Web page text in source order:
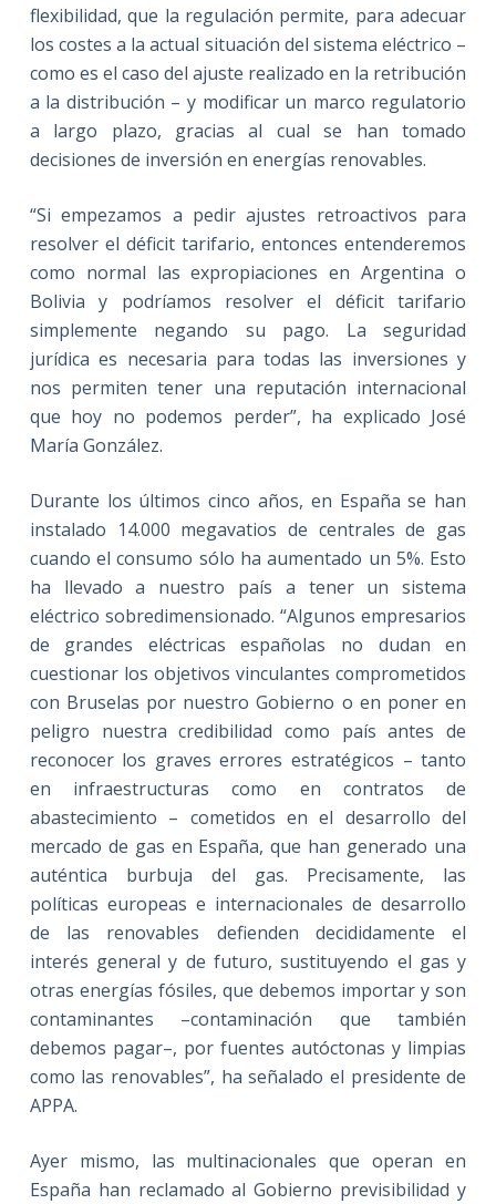
flexibilidad, que la regulación permite, para adecuar
los costes a la actual situación del sistema eléctrico –
como es el caso del ajuste realizado en la retribución
a la distribución – y modificar un marco regulatorio
a largo plazo, gracias al cual se han tomado
decisiones de inversión en energías renovables.
“Si empezamos a pedir ajustes retroactivos para
resolver el déficit tarifario, entonces entenderemos
como normal las expropiaciones en Argentina o
Bolivia y podríamos resolver el déficit tarifario
simplemente negando su pago. La seguridad
jurídica es necesaria para todas las inversiones y
nos permiten tener una reputación internacional
que hoy no podemos perder”, ha explicado José
María González.
Durante los últimos cinco años, en España se han
instalado 14.000 megavatios de centrales de gas
cuando el consumo sólo ha aumentado un 5%. Esto
ha llevado a nuestro país a tener un sistema
eléctrico sobredimensionado. “Algunos empresarios
de grandes eléctricas españolas no dudan en
cuestionar los objetivos vinculantes comprometidos
con Bruselas por nuestro Gobierno o en poner en
peligro nuestra credibilidad como país antes de
reconocer los graves errores estratégicos – tanto
en infraestructuras como en contratos de
abastecimiento – cometidos en el desarrollo del
mercado de gas en España, que han generado una
auténtica burbuja del gas. Precisamente, las
políticas europeas e internacionales de desarrollo
de las renovables defienden decididamente el
interés general y de futuro, sustituyendo el gas y
otras energías fósiles, que debemos importar y son
contaminantes –contaminación que también
debemos pagar–, por fuentes autóctonas y limpias
como las renovables”, ha señalado el presidente de
APPA.
Ayer mismo, las multinacionales que operan en
España han reclamado al Gobierno previsibilidad y